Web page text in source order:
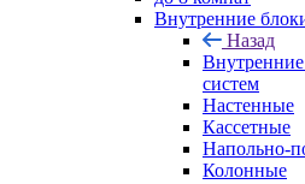
Внутренние
Назад
систем
Настенные
Кассетные
Напольно-
Колонные